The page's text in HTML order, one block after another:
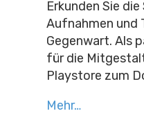
Erkunden Sie
Aufnahmen und
Gegenwart. Als
für die
Playstore zum
Mehr…